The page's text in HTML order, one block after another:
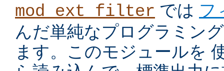
mod_ext_filter では フ
んだ単純なプログラミン
ます。このモジュールを